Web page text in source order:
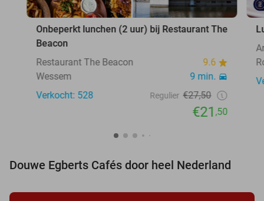
Onbeperkt lunchen (2 uur) bij Restaurant The
Beacon
Restaurant The Beacon
9.6
Wessem
9 min.
Verkocht: 528
Regulier €27,50
€21,50
Douwe Egberts Cafés door heel Nederland